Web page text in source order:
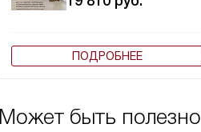
ПОДРОБНЕЕ
Может быть полезно